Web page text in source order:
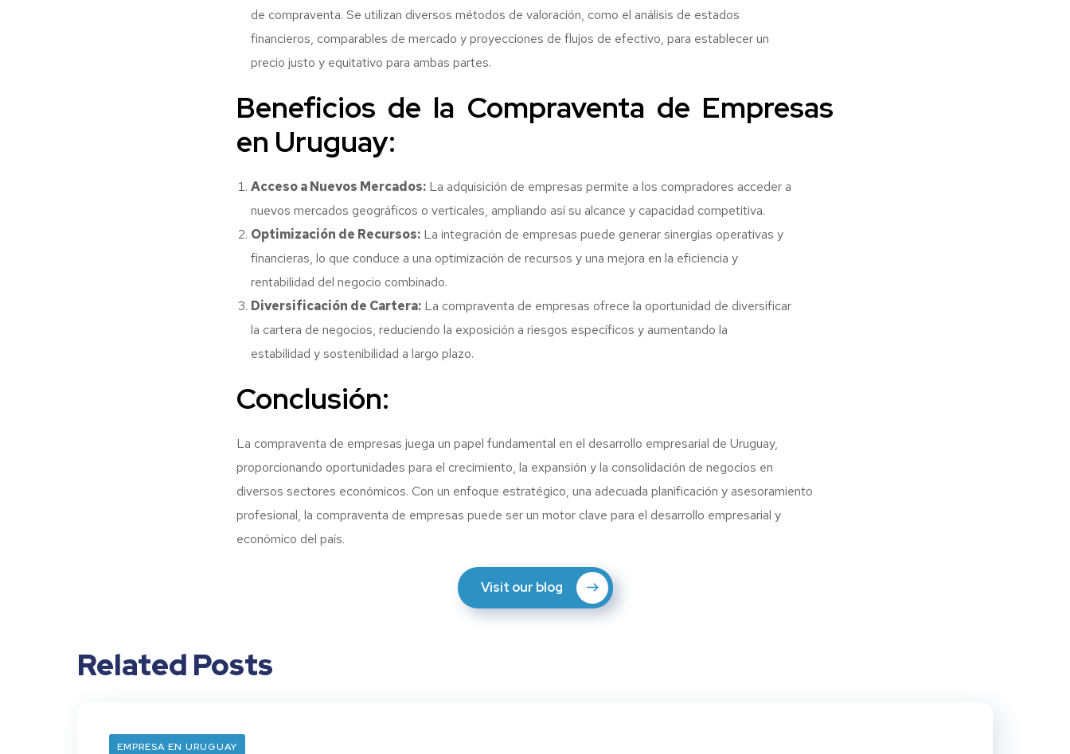
de compraventa. Se utilizan diversos métodos de valoración, como el análisis de estados
financieros, comparables de mercado y proyecciones de flujos de efectivo, para establecer un
precio justo y equitativo para ambas partes.
Beneficios de la Compraventa de Empresas
en Uruguay:
Acceso a Nuevos Mercados: La adquisición de empresas permite a los compradores acceder a
nuevos mercados geográficos o verticales, ampliando así su alcance y capacidad competitiva.
Optimización de Recursos: La integración de empresas puede generar sinergias operativas y
financieras, lo que conduce a una optimización de recursos y una mejora en la eficiencia y
rentabilidad del negocio combinado.
Diversificación de Cartera: La compraventa de empresas ofrece la oportunidad de diversificar
la cartera de negocios, reduciendo la exposición a riesgos específicos y aumentando la
estabilidad y sostenibilidad a largo plazo.
Conclusión:
La compraventa de empresas juega un papel fundamental en el desarrollo empresarial de Uruguay,
proporcionando oportunidades para el crecimiento, la expansión y la consolidación de negocios en
diversos sectores económicos. Con un enfoque estratégico, una adecuada planificación y asesoramiento
profesional, la compraventa de empresas puede ser un motor clave para el desarrollo empresarial y
económico del país.
Visit our blog
Related Posts
EMPRESA EN URUGUAY